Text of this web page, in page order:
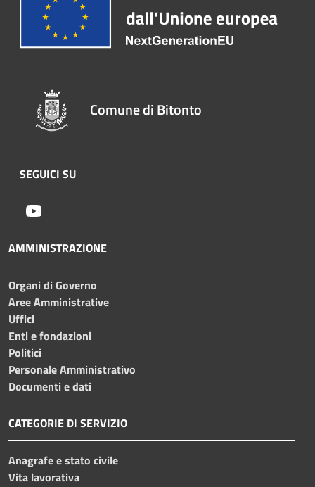
Comune di Bitonto
SEGUICI SU
AMMINISTRAZIONE
Organi di Governo
Aree Amministrative
Uffici
Enti e fondazioni
Politici
Personale Amministrativo
Documenti e dati
CATEGORIE DI SERVIZIO
Anagrafe e stato civile
Vita lavorativa